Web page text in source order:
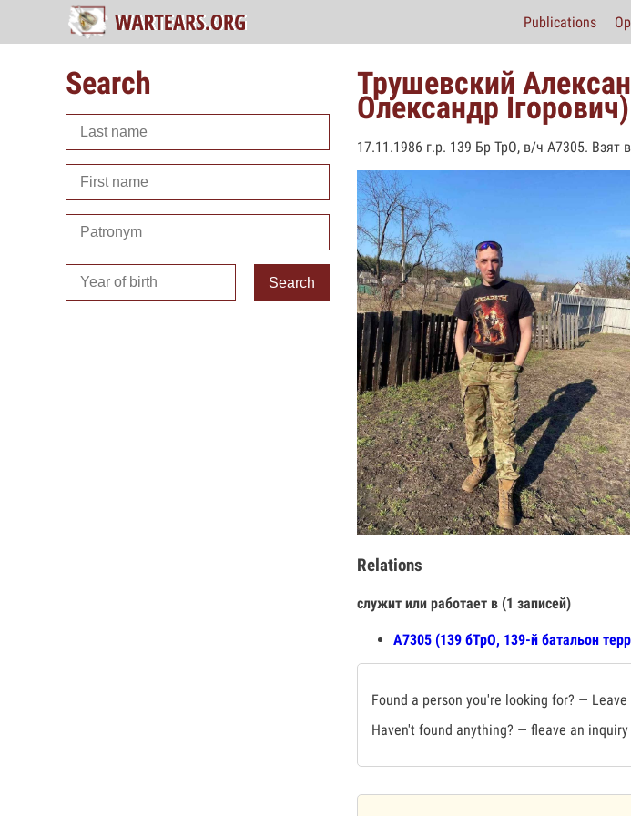
Publications
Search
Search
Трушевский
Олександр Ігорович)
17.11.1986 г.р. 139 Бр ТрО, в/ч А7305. Взят
Relations
служит или работает в (1 записей)
А7305 (139 бТрО, 139-й батальон
Found a person you're looking for? —
Haven't found anything? — fleave an